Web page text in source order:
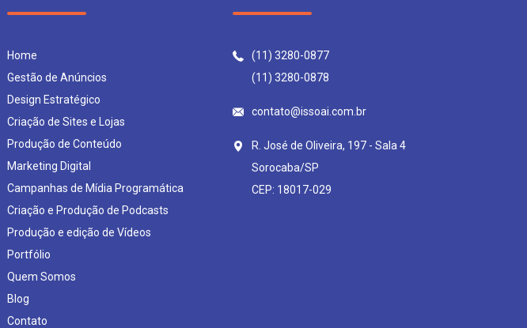
Home
Gestão de Anúncios
Design Estratégico
Criação de Sites e Lojas
Produção de Conteúdo
Marketing Digital
Campanhas de Mídia Programática
Criação e Produção de Podcasts
Produção e edição de Vídeos
Portfólio
Quem Somos
Blog
Contato
(11) 3280-0877
(11) 3280-0878
contato@issoai.com.br
R. José de Oliveira, 197 - Sala 4
Sorocaba/SP
CEP: 18017-029